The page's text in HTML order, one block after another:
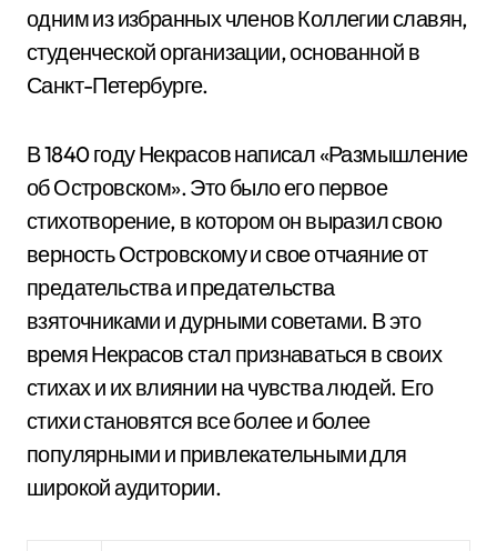
одним из избранных членов Коллегии славян,
студенческой организации, основанной в
Санкт-Петербурге.
В 1840 году Некрасов написал «Размышление
об Островском». Это было его первое
стихотворение, в котором он выразил свою
верность Островскому и свое отчаяние от
предательства и предательства
взяточниками и дурными советами. В это
время Некрасов стал признаваться в своих
стихах и их влиянии на чувства людей. Его
стихи становятся все более и более
популярными и привлекательными для
широкой аудитории.